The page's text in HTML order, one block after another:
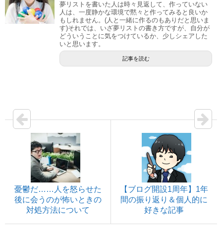
夢リストを書いた人は時々見返して、作っていない
人は、一度静かな環境で黙々と作ってみると良いか
もしれません。(人と一緒に作るのもありだと思いま
す)それでは、いざ夢リストの書き方ですが、自分が
どういうことに気をつけているか、少しシェアした
いと思います。
記事を読む
憂鬱だ……人を怒らせた
後に会うのが怖いときの
対処方法について
【ブログ開設1周年】1年
間の振り返り＆個人的に
好きな記事